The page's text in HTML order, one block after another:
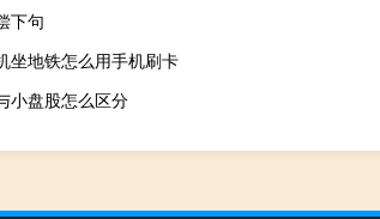
下句
坐地铁怎么用手机刷卡
小盘股怎么区分